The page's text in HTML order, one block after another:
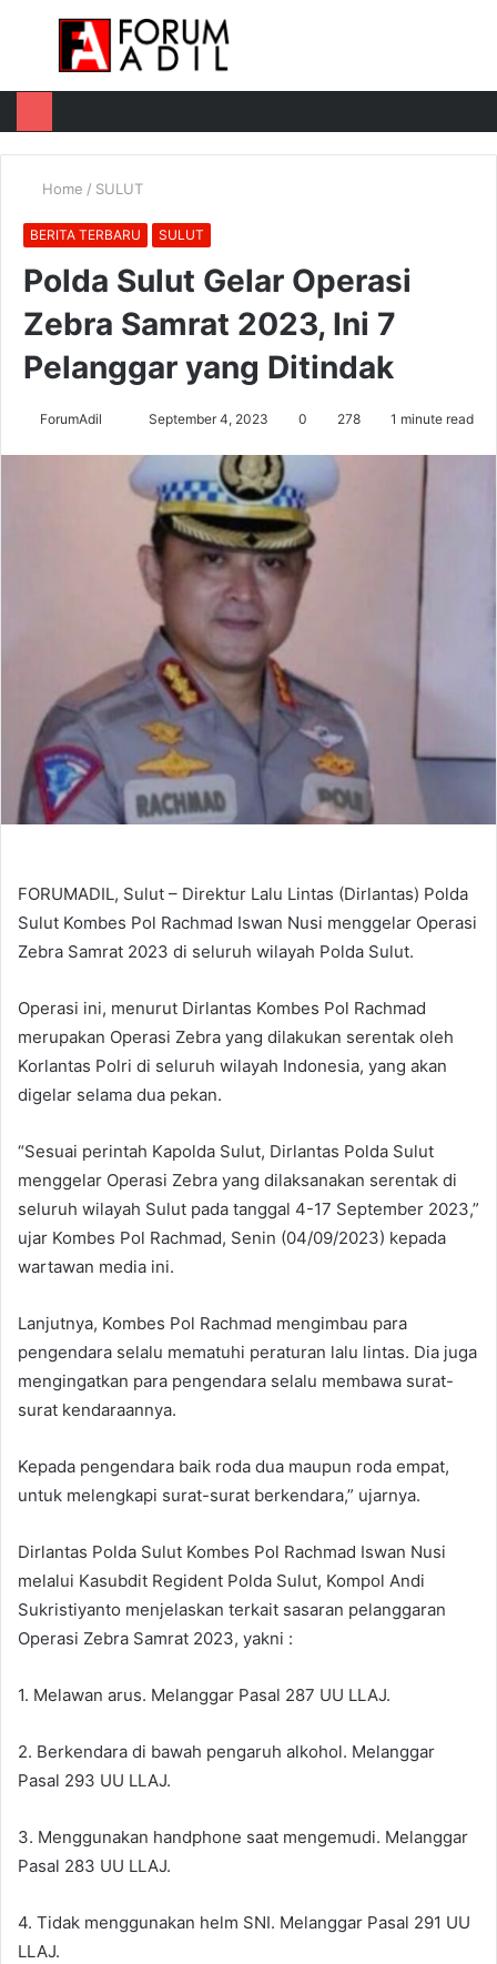
Menu
Home / SULUT
BERITA TERBARU SULUT
Polda Sulut Gelar Operasi
Zebra Samrat 2023, Ini 7
Pelanggar yang Ditindak
ForumAdil
email
September 4, 2023 0 278 1 minute read
FORUMADIL, Sulut – Direktur Lalu Lintas (Dirlantas) Polda
Sulut Kombes Pol Rachmad Iswan Nusi menggelar Operasi
Zebra Samrat 2023 di seluruh wilayah Polda Sulut.
Operasi ini, menurut Dirlantas Kombes Pol Rachmad
merupakan Operasi Zebra yang dilakukan serentak oleh
Korlantas Polri di seluruh wilayah Indonesia, yang akan
digelar selama dua pekan.
“Sesuai perintah Kapolda Sulut, Dirlantas Polda Sulut
menggelar Operasi Zebra yang dilaksanakan serentak di
seluruh wilayah Sulut pada tanggal 4-17 September 2023,”
ujar Kombes Pol Rachmad, Senin (04/09/2023) kepada
wartawan media ini.
Lanjutnya, Kombes Pol Rachmad mengimbau para
pengendara selalu mematuhi peraturan lalu lintas. Dia juga
mengingatkan para pengendara selalu membawa surat-
surat kendaraannya.
Kepada pengendara baik roda dua maupun roda empat,
untuk melengkapi surat-surat berkendara,” ujarnya.
Dirlantas Polda Sulut Kombes Pol Rachmad Iswan Nusi
melalui Kasubdit Regident Polda Sulut, Kompol Andi
Sukristiyanto menjelaskan terkait sasaran pelanggaran
Operasi Zebra Samrat 2023, yakni :
1. Melawan arus. Melanggar Pasal 287 UU LLAJ.
2. Berkendara di bawah pengaruh alkohol. Melanggar
Pasal 293 UU LLAJ.
3. Menggunakan handphone saat mengemudi. Melanggar
Pasal 283 UU LLAJ.
4. Tidak menggunakan helm SNI. Melanggar Pasal 291 UU
LLAJ.